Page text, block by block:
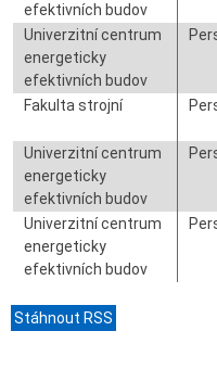
efektivních budov
Univerzitní centrum
energeticky
efektivních budov
Fakulta strojní
Univerzitní centrum
energeticky
efektivních budov
Univerzitní centrum
energeticky
efektivních budov
Stáhnout RSS